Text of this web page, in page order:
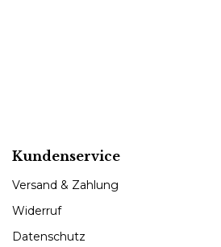
Kundenservice
Versand & Zahlung
Widerruf
Datenschutz